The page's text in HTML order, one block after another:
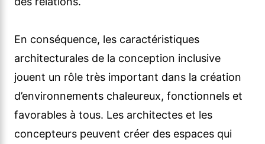
En conséquence, les caractéristiques
architecturales de la conception inclusive
jouent un rôle très important dans la création
d’environnements chaleureux, fonctionnels et
favorables à tous. Les architectes et les
concepteurs peuvent créer des espaces qui